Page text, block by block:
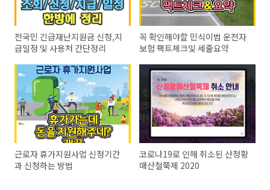
전국민 긴급재난지원금 신청,지
급일정 및 사용처 간단정리
꼭 확인해야할 민식이법 운전자
보험 팩트체크및 세줄요약
근로자 휴가지원사업 신청기간
과 신청하는 방법
코로나19로 인해 취소된 산청황
매산철쭉제 2020